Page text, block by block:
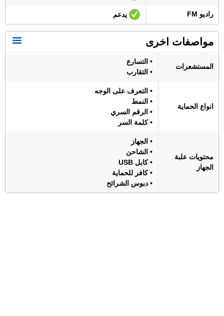
راديو FM يدعم
مواصفات اخرى
المستشعرات
• التسارع
• التقارب
انواع الحماية
• التعرف على الوجه
• النمط
• الرقم السري
• كلمة السر
محتويات علبة
الجهاز
• الجهاز
• الشاحن
• كابل USB
• كافر للحماية
• دبوس الشرائح